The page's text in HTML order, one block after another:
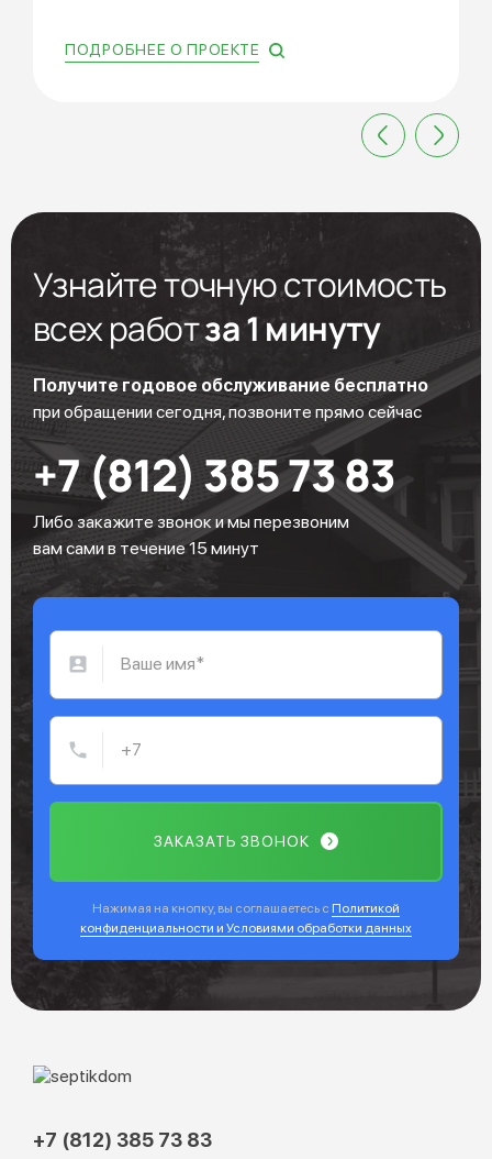
ПОДРОБНЕЕ О ПРОЕКТЕ
Узнайте точную стоимость
всех работза 1 минуту
Получите годовое обслуживание бесплатно
при обращении сегодня, позвоните прямо сейчас
+7 (812) 385 73 83
Либо закажите звонок и мы перезвоним
вам сами в течение 15 минут
ЗАКАЗАТЬ ЗВОНОК
Нажимая на кнопку, вы соглашаетесь с Политикой
конфиденциальности и Условиями обработки данных
+7 (812) 385 73 83